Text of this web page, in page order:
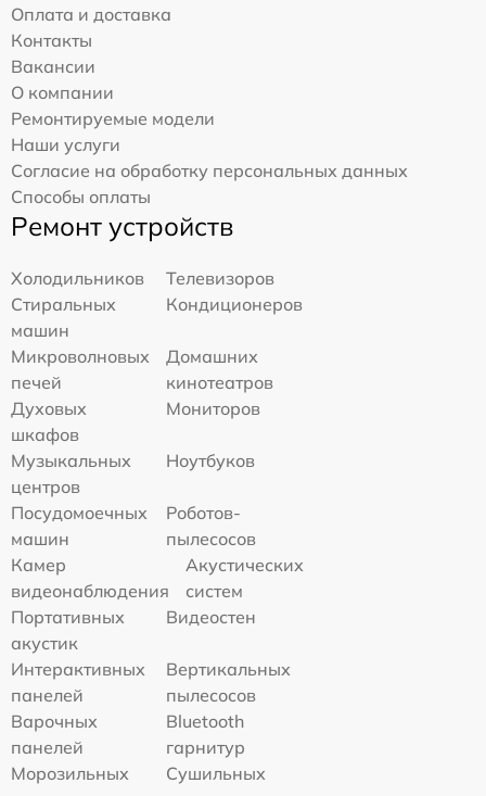
Оплата и доставка
Контакты
Вакансии
О компании
Ремонтируемые модели
Наши услуги
Согласие на обработку персональных данных
Способы оплаты
Ремонт устройств
Холодильников
Телевизоров
Стиральных
машин
Кондиционеров
Микроволновых
печей
Домашних
кинотеатров
Духовых
шкафов
Мониторов
Музыкальных
центров
Ноутбуков
Посудомоечных
машин
Роботов-
пылесосов
Камер
видеонаблюдения
Акустических
систем
Портативных
акустик
Видеостен
Интерактивных
панелей
Вертикальных
пылесосов
Варочных
панелей
Bluetooth
гарнитур
Морозильных
Сушильных